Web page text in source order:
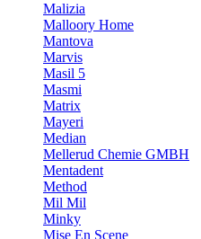
Malizia
Malloory Home
Mantova
Marvis
Masil 5
Masmi
Matrix
Mayeri
Median
Mellerud Chemie GMBH
Mentadent
Method
Mil Mil
Minky
Mise En Scene